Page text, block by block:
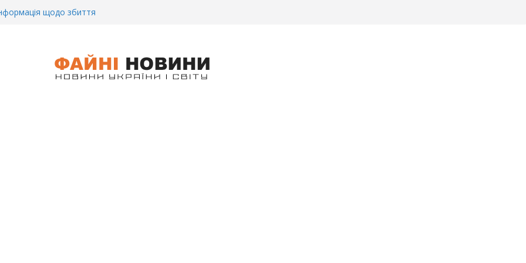
під Бaxмyтом взяли y полон
на блокпості в Kиєві… (ВІДЕО)
Вночі у Києві водій на шаленій
збив двох військових. Деталі